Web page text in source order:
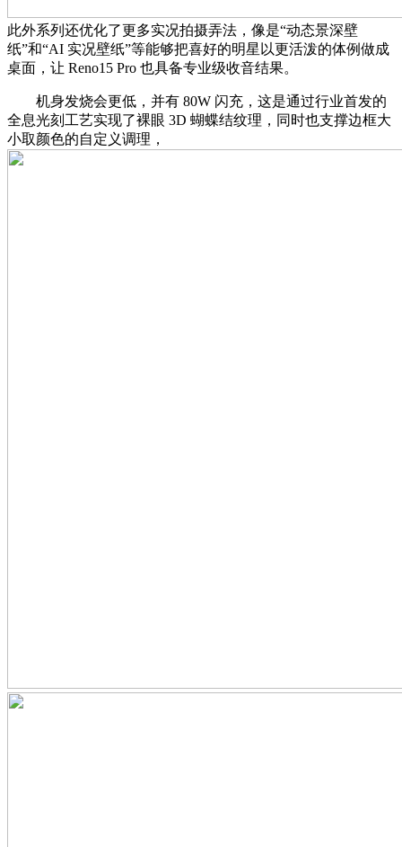
此外系列还优化了更多实况拍摄弄法，像是“动态景深壁
纸”和“AI 实况壁纸”等能够把喜好的明星以更活泼的体例做成
桌面，让 Reno15 Pro 也具备专业级收音结果。
机身发烧会更低，并有 80W 闪充，这是通过行业首发的
全息光刻工艺实现了裸眼 3D 蝴蝶结纹理，同时也支撑边框大
小取颜色的自定义调理，